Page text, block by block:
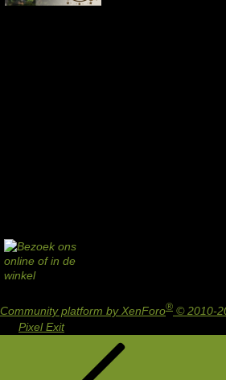
Community platform by XenForo® © 2010-
Pixel Exit